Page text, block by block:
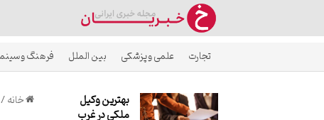
تجارت علمی و پزشکی بین الملل فرهنگ و
خانه/ بهترین وکیل
ملکی در غرب